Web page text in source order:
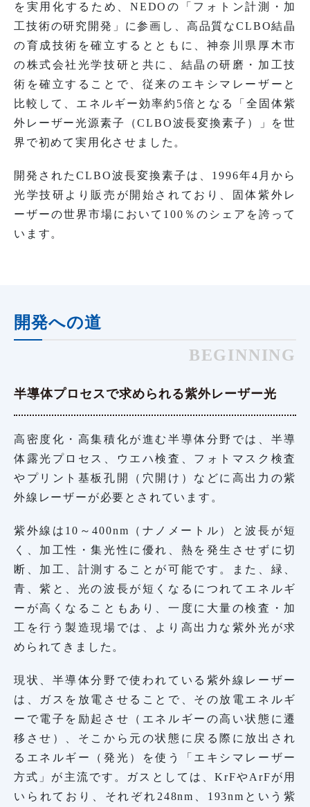
を実用化するため、NEDOの「フォトン計測・加
工技術の研究開発」に参画し、高品質なCLBO結晶
の育成技術を確立するとともに、神奈川県厚木市
の株式会社光学技研と共に、結晶の研磨・加工技
術を確立することで、従来のエキシマレーザーと
比較して、エネルギー効率約5倍となる「全固体紫
外レーザー光源素子（CLBO波長変換素子）」を世
界で初めて実用化させました。
開発されたCLBO波長変換素子は、1996年4月から
光学技研より販売が開始されており、固体紫外レ
ーザーの世界市場において100％のシェアを誇って
います。
開発への道
BEGINNING
半導体プロセスで求められる紫外レーザー光
高密度化・高集積化が進む半導体分野では、半導
体露光プロセス、ウエハ検査、フォトマスク検査
やプリント基板孔開（穴開け）などに高出力の紫
外線レーザーが必要とされています。
紫外線は10～400nm（ナノメートル）と波長が短
く、加工性・集光性に優れ、熱を発生させずに切
断、加工、計測することが可能です。また、緑、
青、紫と、光の波長が短くなるにつれてエネルギ
ーが高くなることもあり、一度に大量の検査・加
工を行う製造現場では、より高出力な紫外光が求
められてきました。
現状、半導体分野で使われている紫外線レーザー
は、ガスを放電させることで、その放電エネルギ
ーで電子を励起させ（エネルギーの高い状態に遷
移させ）、そこから元の状態に戻る際に放出され
るエネルギー（発光）を使う「エキシマレーザー
方式」が主流です。ガスとしては、KrFやArFが用
いられており、それぞれ248nm、193nmという紫